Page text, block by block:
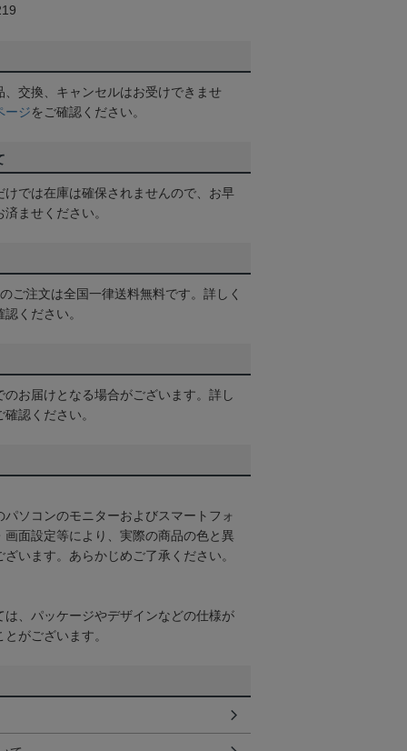
、交換、キャンセルはお受けできませ
ージをご確認ください。
けでは在庫は確保されませんので、お早
ませください。
ご注文は全国一律送料無料です。詳しく
認ください。
お届けとなる場合がございます。詳し
確認ください。
ソコンのモニターおよびスマートフォ
画面設定等により、実際の商品の色と異
います。あらかじめご了承ください。
は、パッケージやデザインなどの仕様が
とがございます。